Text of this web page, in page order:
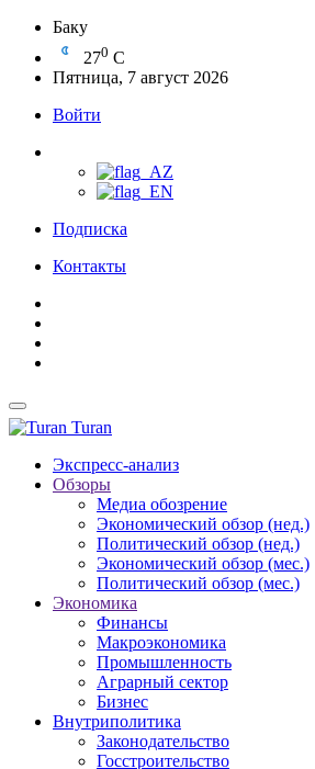
Баку
270 C
Пятница, 7 август 2026
Войти
Подписка
Контакты
Turan
Экспресс-анализ
Обзоры
Медиа обозрение
Экономический обзор (нед.)
Политический обзор (нед.)
Экономический обзор (мес.)
Политический обзор (мес.)
Экономика
Финансы
Макроэкономика
Промышленность
Аграрный сектор
Бизнес
Внутриполитика
Законодательство
Госстроительство